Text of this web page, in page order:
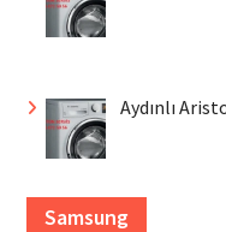
Aydınlı
Samsung